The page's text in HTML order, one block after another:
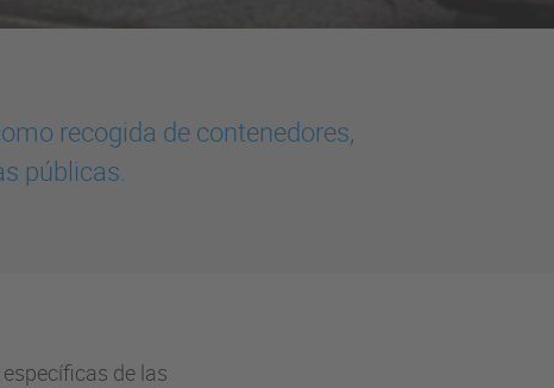
recogida de contenedores,
públicas.
de las